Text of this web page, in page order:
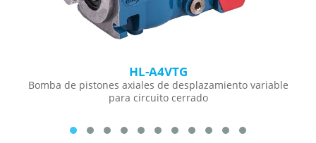
HL-A4VTG
Bomba de pistones axiales de desplazamiento variable
para circuito cerrado